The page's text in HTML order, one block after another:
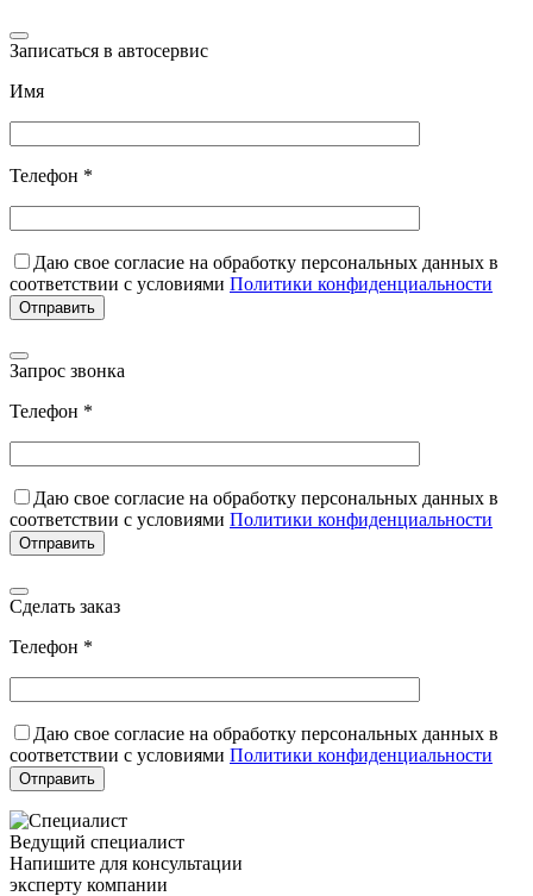
Записаться в автосервис
Имя
Телефон *
Даю свое согласие на обработку персональных данных в
соответствии с условиями Политики конфиденциальности
Запрос звонка
Телефон *
Даю свое согласие на обработку персональных данных в
соответствии с условиями Политики конфиденциальности
Сделать заказ
Телефон *
Даю свое согласие на обработку персональных данных в
соответствии с условиями Политики конфиденциальности
Ведущий специалист
Напишите для консультации
эксперту компании